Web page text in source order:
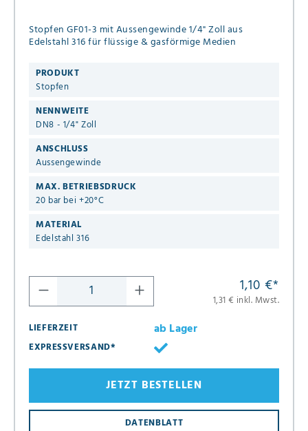
Stopfen GF01-3 mit Aussengewinde 1/4" Zoll aus
Edelstahl 316 für flüssige & gasförmige Medien
PRODUKT
Stopfen
NENNWEITE
DN8 - 1/4" Zoll
ANSCHLUSS
Aussengewinde
MAX. BETRIEBSDRUCK
20 bar bei +20°C
MATERIAL
Edelstahl 316
1,10 €*
1,31 € inkl. Mwst.
LIEFERZEIT
ab Lager
EXPRESSVERSAND*
DATENBLATT
JETZT BESTELLEN